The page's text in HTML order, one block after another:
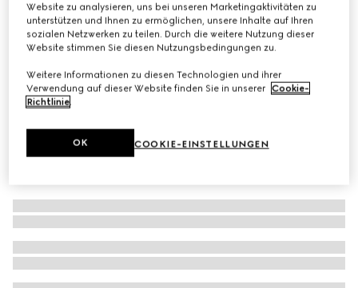
Website zu analysieren, uns bei unseren Marketingaktivitäten zu
unterstützen und Ihnen zu ermöglichen, unsere Inhalte auf Ihren
sozialen Netzwerken zu teilen. Durch die weitere Nutzung dieser
Website stimmen Sie diesen Nutzungsbedingungen zu.
Weitere Informationen zu diesen Technologien und ihrer
Verwendung auf dieser Website finden Sie in unserer Cookie-
Richtlinie.
COOKIE-EINSTELLUNGEN
OK